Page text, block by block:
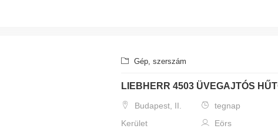
Gép, szerszám
LIEBHERR 4503 ÜVEGAJTÓS
Budapest, II.
Kerület
tegnap
Eörs